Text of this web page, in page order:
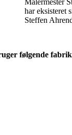
Malermester
har eksisteret
Steffen
følgende